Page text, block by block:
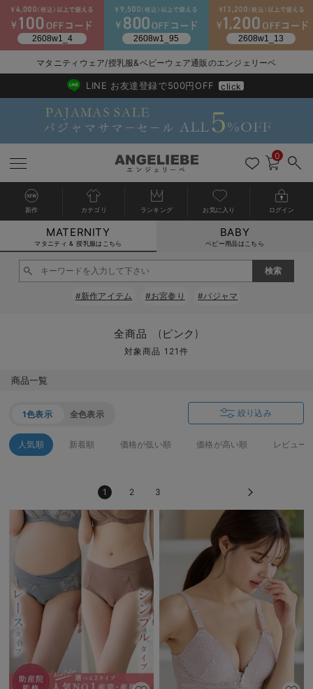
マタニティウェア全て
マタニティ ワンピース
マタニティ トップス
マタニティ アウター（コート）・ママコート
マタニティ 下着・インナー全て
授乳ブラ・マタニティブラ（マタニティインナー・産後用品）
マタニティ 授乳 キャミソール
産褥ショーツ
骨盤・マタニティベルト （妊娠中・産後）
授乳服全て
マタニティ フォーマル全て
マタニティ スーツ
マタニティ ドレス（結婚式・お呼ばれ）
マタニティ フォーマル パンツ・ボトムス
授乳用品全て
妊婦用 抱き枕・授乳クッション
マタニティレッグウェア全て
マタニティストッキング・タイツ
マタニティ ボディケア全て
アウトレット全て
【アウトレット】ワンピース
【アウトレット】パジャマ
【アウトレット】インナー
【アウトレット】ベビー
特集全て
コットン素材
冷房対策
接触冷感素材
親子セット
快適機能ウェア特集 トップス
快適機能ウェア特集 ボトムス
快適機能ウェア特集 パジャマ
erbaviva（エルバビーバ）
安心の日本製。先輩ママが買ってよかった！本当に必要な出産準備品
再入荷全て
再入荷｜インナー
戻る
送料無料アイテム全て
ワンピース
パジャマ
ベビー
戻る
ブラキャミ おまとめ
戻る
【37周年祭セール】
【37周年祭セール】
戻る
気温差別オススメア
【15℃】3月下旬～
戻る
動きやすく着回しで
戻る
強撚スムース(コスパ
戻る
マタニティウェア
【おまとめ割】パジ
戻る
こだわりの履き心地
カジュアル
戻る
ジャケット派
ツィード派
戻る
出産準備応援割全て
マタニティパジャマ
戻る
【オフィスカジュア
戻る
レギンスタイプ
戻る
【フォーマル】ワン
戻る
【ベビー】長袖
戻る
ハンカチ
セット
戻る
快適ウェア10%OFF
戻る
春のマタニティワン
セットアップ・ レイ
ワーク・オフィス
あったかアイテム｜
戻る
Gift Selection 出産
〜3,000円（税込）
女の子におススメの
もらって嬉しいギフト
かわいくておもしろ
何枚あっても嬉しい
長く使えるアイテム
お部屋映えアイテム
戻る
冬の冷え対策インナ
薄くてあったか
レギンス・タイツ
裏起毛素材
戻る
入院準備の持ち物チ
入院してすぐ使うグ
戻る
冬のあったか特集全て
【冬のあったか特集
マタニティウェア/授乳服&ベビーウェア通販のエンジェリーベ
2026/NewArrival
送料495円(一部地域を除く) 7,700円以上で送料無料
LINE お友達登録で500円OFF click
0
新作 カテゴリ ランキング お気に入り ログイン
MATERNITY
マタニティ & 授乳服はこちら
BABY
ベビー用品はこちら
#新作アイテム #お宮参り #パジャマ
全商品 (ピンク)
対象商品 121件
商品一覧
1色表示 全色表示 絞り込み
人気順 新着順 価格が低い順 価格が高い順 レビュー
1 2 3
カートに入れる
閉じる